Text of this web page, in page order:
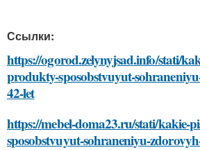
Ссылки:
https://ogorod.zelynyjsad.info/stati/
produkty-sposobstvuyut-
42-let
https://mebel-doma23.ru/stati/kakie-
sposobstvuyut-sohraneniyu-